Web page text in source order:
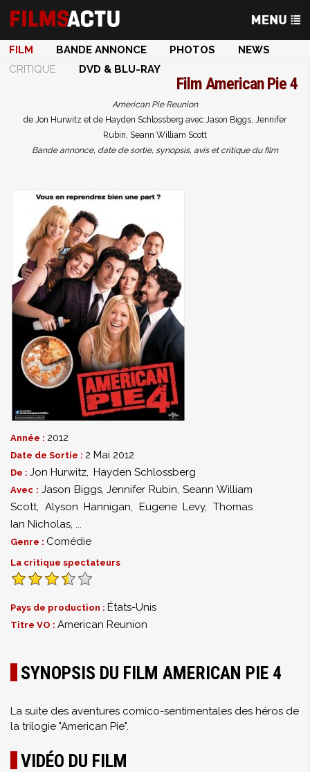
FILM BANDE ANNONCE PHOTOS
NEWS
CRITIQUE
DVD & BLU-RAY
FilmAmerican Pie 4
American Pie Reunion
de Jon Hurwitz et de Hayden Schlossberg avec Jason Biggs, Jennifer
Rubin, Seann William Scott
Bande annonce, date de sortie, synopsis, avis et critique du film
Année : 2012
Date de Sortie : 2 Mai 2012
De : Jon Hurwitz, Hayden Schlossberg
Avec : Jason Biggs,Jennifer Rubin,Seann William
Scott, Alyson Hannigan, Eugene Levy,Thomas
Ian Nicholas, ...
Genre : Comédie
La critique spectateurs
Pays de production : États-Unis
Titre VO : American Reunion
SYNOPSIS DU FILM AMERICAN PIE 4
La suite des aventures comico-sentimentales des héros de
la trilogie "American Pie".
VIDÉO DU FILM